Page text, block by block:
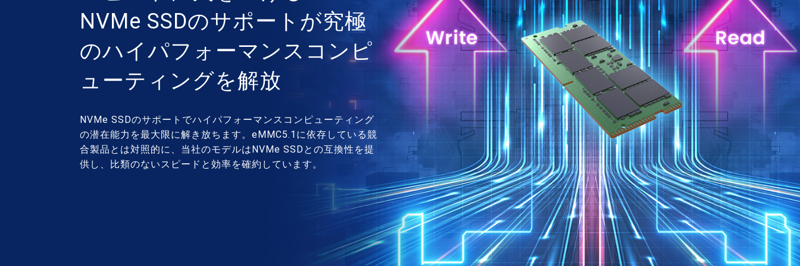
NVMe SSDのサポートが究極
のハイパフォーマンスコンピ
ューティングを解放
NVMe SSDのサポートでハイパフォーマンスコンピューティング
の潜在能力を最大限に解き放ちます。eMMC5.1に依存している競
合製品とは対照的に、当社のモデルはNVMe SSDとの互換性を提
供し、比類のないスピードと効率を確約しています。